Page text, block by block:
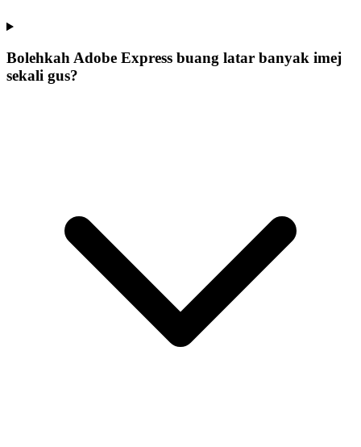
Bolehkah Adobe Express buang latar banyak imej
sekali gus?